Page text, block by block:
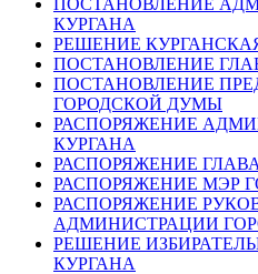
КУРГАНА
РЕШЕНИЕ
ПОСТАНОВЛЕНИЕ
ПОСТАНОВЛЕНИЕ
ГОРОДСКОЙ ДУМЫ
РАСПОРЯЖЕНИЕ
КУРГАНА
РАСПОРЯЖЕНИЕ
РАСПОРЯЖЕНИЕ МЭР
РАСПОРЯЖЕНИЕ
АДМИНИСТРАЦИИ
РЕШЕНИЕ
КУРГАНА